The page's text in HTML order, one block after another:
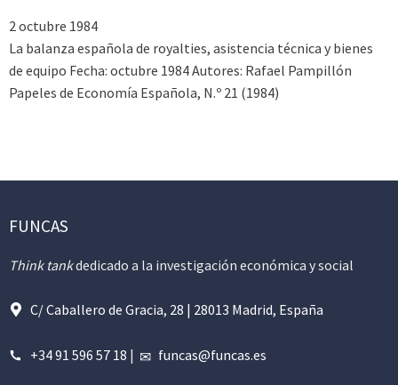
2 octubre 1984
La balanza española de royalties, asistencia técnica y bienes
de equipo Fecha: octubre 1984 Autores: Rafael Pampillón
Papeles de Economía Española, N.º 21 (1984)
FUNCAS
Think tankdedicado a la investigación económica y social
C/ Caballero de Gracia, 28 | 28013 Madrid, España
+34 91 596 57 18 | funcas@funcas.es